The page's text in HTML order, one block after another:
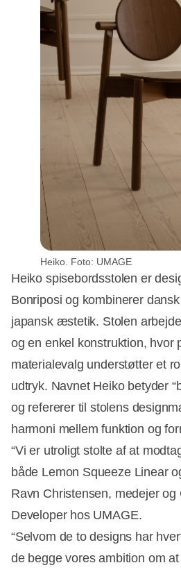
Heiko. Foto: UMAGE
Heiko spisebordsstolen er
Bonriposi og kombinerer
japansk æstetik. Stolen
og en enkel konstruktion, hvor
materialevalg understøtter et
udtryk. Navnet Heiko betyder
og refererer til stolens
harmoni mellem funktion og
“Vi er utroligt stolte af at
både Lemon Squeeze Linear
Ravn Christensen, medejer og
Developer hos UMAGE.
“Selvom de to designs har
de begge vores ambition om